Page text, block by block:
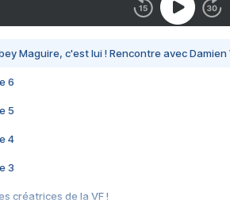
Maguire, c'est lui ! Rencontre avec Damien
6
5
4
3
créatrices de la VF !